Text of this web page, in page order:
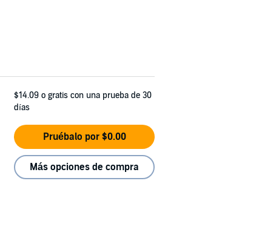
$14.09 o gratis con una prueba de 30
días
Pruébalo por $0.00
Más opciones de compra